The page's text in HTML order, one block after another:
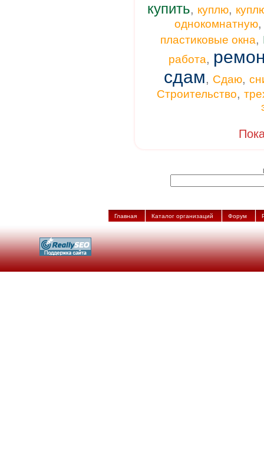
купить, куплю,
однокомнатную
пластиковые окна,
работа,
сдам, Сдаю,
Строительство,
Главная Каталог организаций Форум